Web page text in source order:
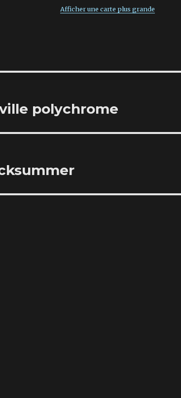
Afficher une carte plus grande
polychrome